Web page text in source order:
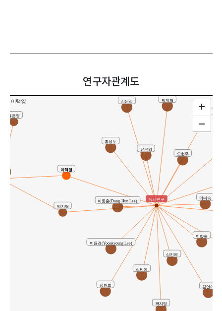
연구자관계도
이택영
박지혁
유은영
곽지영
김언아
김은정 박지혁
심진예
오현주
유은영
이동훈(Dong-Hun Lee)
이미숙
이윤경(Yoonkyoung Lee)
이향숙
정민예
정현희
홍성두
이택영
유사연구